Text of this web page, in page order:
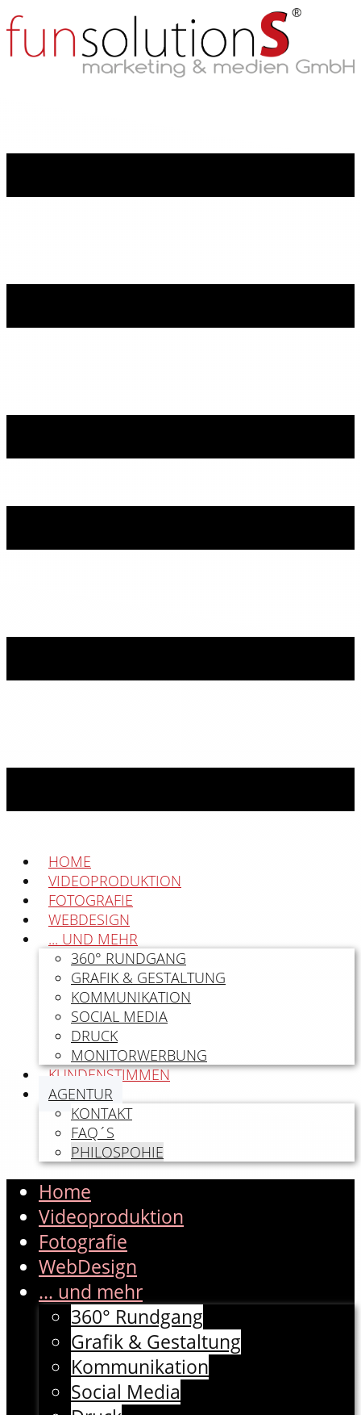
HOME
VIDEOPRODUKTION
FOTOGRAFIE
WEBDESIGN
... UND MEHR
360° RUNDGANG
GRAFIK & GESTALTUNG
KOMMUNIKATION
SOCIAL MEDIA
DRUCK
MONITORWERBUNG
KUNDENSTIMMEN
AGENTUR
KONTAKT
FAQ´S
PHILOSPOHIE
Home
Videoproduktion
Fotografie
WebDesign
... und mehr
360° Rundgang
Grafik & Gestaltung
Kommunikation
Social Media